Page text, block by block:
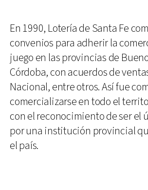
En 1990, Lotería de Santa Fe
convenios para adherir la
juego en las provincias de
Córdoba, con acuerdos de
Nacional, entre otros. Así fue
comercializarse en todo el
con el reconocimiento de ser el
por una institución provincial
el país.